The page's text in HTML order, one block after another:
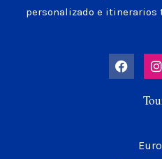
personalizado e
F
a
c
I
n
s
a
a